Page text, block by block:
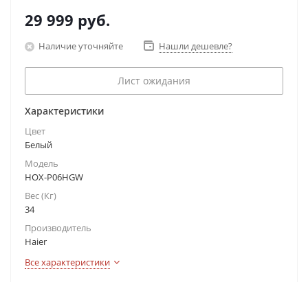
29 999 руб.
Наличие уточняйте Нашли дешевле?
Лист ожидания
Характеристики
Цвет
Белый
Модель
HOX-P06HGW
Вес (Кг)
34
Производитель
Haier
Все характеристики